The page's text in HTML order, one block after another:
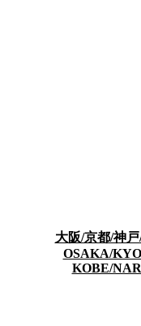
大阪/京都/神戸
OSAKA/
KOBE/
도에이 오에도선
洋室18.76㎡～